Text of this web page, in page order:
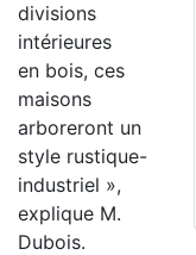
divisions
intérieures
en bois, ces
maisons
arboreront un
style rustique-
industriel »,
explique M.
Dubois.